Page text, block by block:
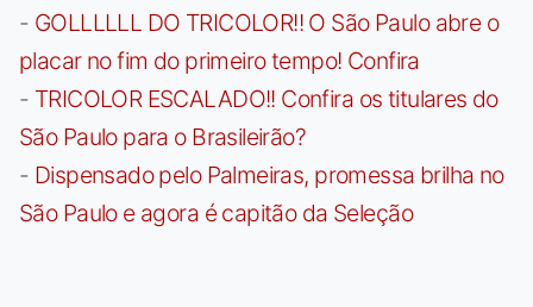
- GOLLLLLL DO TRICOLOR!! O São Paulo abre o
placar no fim do primeiro tempo! Confira
- TRICOLOR ESCALADO!! Confira os titulares do
São Paulo para o Brasileirão?
- Dispensado pelo Palmeiras, promessa brilha no
São Paulo e agora é capitão da Seleção